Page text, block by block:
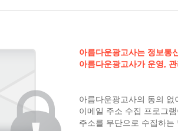
아름다운광고사는 정보통
아름다운광고사가 운영,
아름다운광고사의 동의
이메일 주소 수집 프로그
주소를 무단으로 수집하는